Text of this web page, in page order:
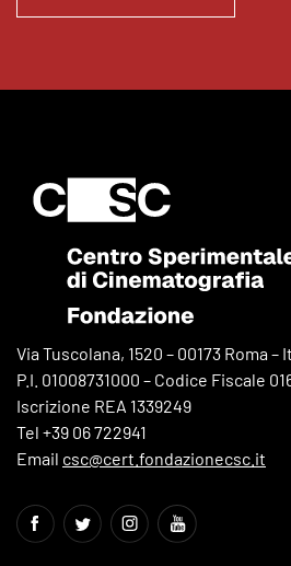
Via Tuscolana, 1520 – 00173 Roma –
P.I. 01008731000 – Codice Fiscale
Iscrizione REA 1339249
Tel +39 06 722941
Email csc@cert.fondazionecsc.it